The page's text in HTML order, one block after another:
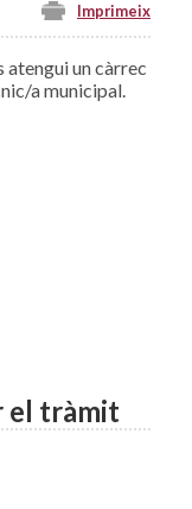
Imprimeix
atengui un càrrec
a municipal.
el tràmit